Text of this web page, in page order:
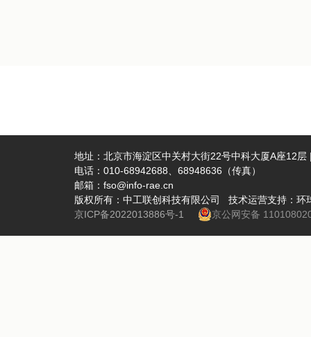
地址：北京市海淀区中关村大街22号中科大厦A座12层
电话：010-68942688、68948636（传真）
邮箱：fso@info-rae.cn
版权所有：中工联创科技有限公司 技术运营支持：
京ICP备2022013886号-1
京公网安备